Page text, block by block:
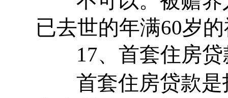
已去世的年满60岁
17、首套住房贷
首套住房贷款是